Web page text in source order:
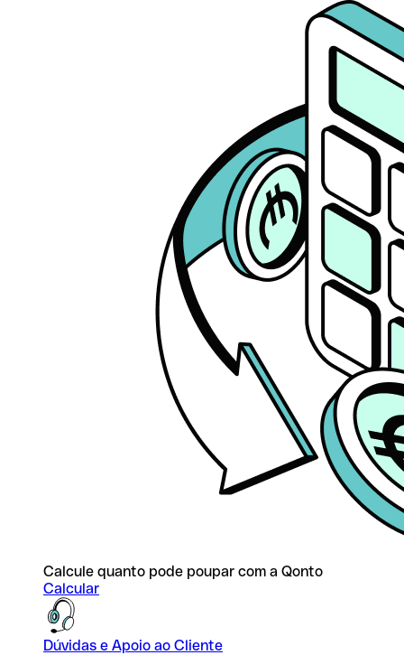
Calcule quanto pode poupar com a Qonto
Calcular
Dúvidas e Apoio ao Cliente